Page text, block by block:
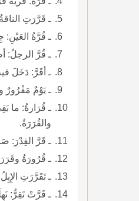
ـ قَرَّرَتِ الناقةُ:
ـ قُرَّةُ العَيْنِ: جِرْجِيرُ الماءِ.
ـ قُرَّ الرجلُ: أصابَهُ القُرُّ. وأقَرَّهُ اللّهُ تعالى، وهو مَقْرُورٌ، ولا تَقُلْ: قَرَّهُ.
ـ أقَرَّ: دَخَلَ
ـ يَوْمٌ مَقْرُورٌ وقَرٌّ:
ـ قُرَارةُ: ما
والقُرَرَةُ.
ـ قَرَّ القِدْرَ: صَبَّ فيها ماءً بارداً.
ـ قُرُورَةُ
ـ تَقَرَّرَتِ الإِبِلُ: صَبَّتْ بَوْلَها على أرجُلِها، وأكَلَتِ اليَبِيسَ فَتَخَثَّرَتْ أبوالُها.
ـ قَرَّتْ تَقِرُّ: